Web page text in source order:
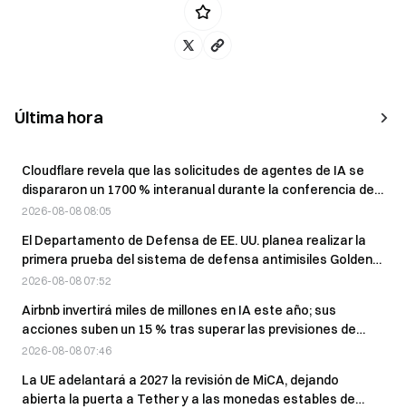
Última hora
Cloudflare revela que las solicitudes de agentes de IA se
dispararon un 1700 % interanual durante la conferencia de
resultados del 8 de agosto
2026-08-08 08:05
El Departamento de Defensa de EE. UU. planea realizar la
primera prueba del sistema de defensa antimisiles Golden
Dome antes de fin de año
2026-08-08 07:52
Airbnb invertirá miles de millones en IA este año; sus
acciones suben un 15 % tras superar las previsiones de
beneficios
2026-08-08 07:46
La UE adelantará a 2027 la revisión de MiCA, dejando
abierta la puerta a Tether y a las monedas estables de